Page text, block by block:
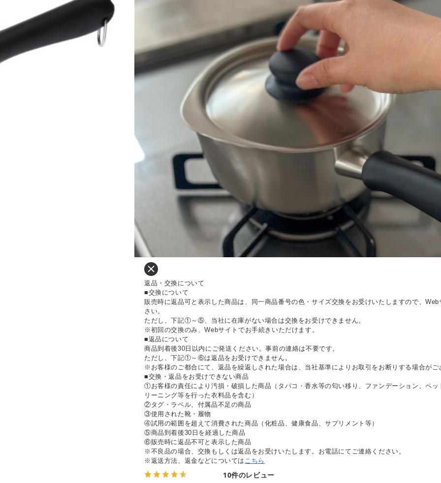
10件のレビュー
返品・交換について
■交換について
販売時に返品可と表示した商品は、同一商品番号の色・サイズ交換をお受けいたしますので、
さい。
ただし、下記①～⑤、当社に在庫がない場合は交換をお受けできません。
※初回の交換のみ、Webサイトでお手続きいただけます。
■返品について
商品到着後30日以内にご発送ください。事前の連絡は不要です。
ただし、下記①～⑥は返品をお受けできません。
※お客様のご都合にて、返品を繰返しされた場合は、当社基準によりお取引をお断りする場合がご
■交換・返品をお受けできない商品
①お客様の責任により汚損・破損した商品（タバコ・香水等の匂い移り、ファンデーション、ペッ
リーニング等を行った衣料品を含む）
②タグ・ラベル、付属品不足の商品
③使用された靴・履物
④試用の範囲を超えて消費された商品（化粧品、健康食品、サプリメント等）
⑤商品到着後30日を経過した商品
⑥販売時に返品不可と表示した商品
※不良品の場合、交換もしくは返品をお受けいたします。お電話にてご連絡ください。
※返送方法、返金などについては こちら